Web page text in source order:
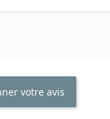
votre avis